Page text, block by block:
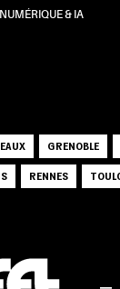
& IA
GRENOBLE
RENNES